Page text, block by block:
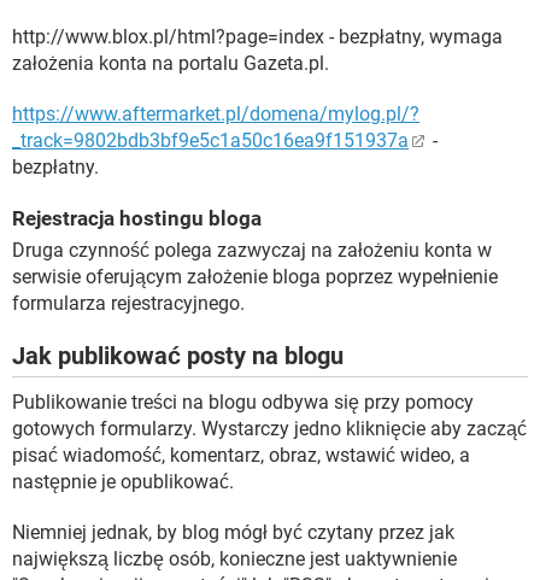
http://www.blox.pl/html?page=index - bezpłatny, wymaga
założenia konta na portalu Gazeta.pl.
https://www.aftermarket.pl/domena/mylog.pl/?
_track=9802bdb3bf9e5c1a50c16ea9f151937a
-
bezpłatny.
Rejestracja hostingu bloga
Druga czynność polega zazwyczaj na założeniu konta w
serwisie oferującym założenie bloga poprzez wypełnienie
formularza rejestracyjnego.
Jak publikować posty na blogu
Publikowanie treści na blogu odbywa się przy pomocy
gotowych formularzy. Wystarczy jedno kliknięcie aby zacząć
pisać wiadomość, komentarz, obraz, wstawić wideo, a
następnie je opublikować.
Niemniej jednak, by blog mógł być czytany przez jak
największą liczbę osób, konieczne jest uaktywnienie